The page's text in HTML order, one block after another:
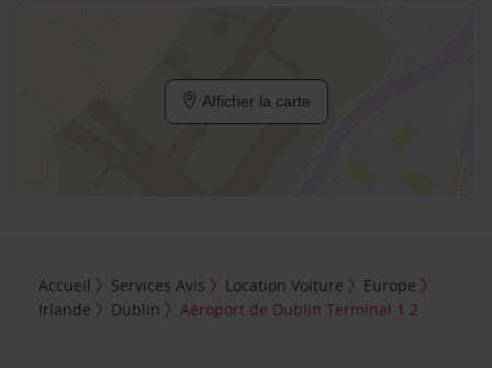
Afficher la carte
Accueil Services Avis Location Voiture
Europe
Irlande
Dublin Aéroport de Dublin Terminal 1 2